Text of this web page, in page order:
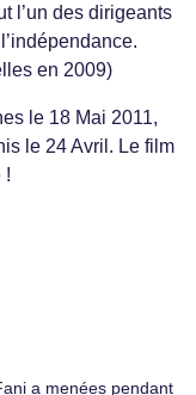
l’un des dirigeants
en 2009)
le 18 Mai 2011,
le 24 Avril. Le film
!
a menées pendant